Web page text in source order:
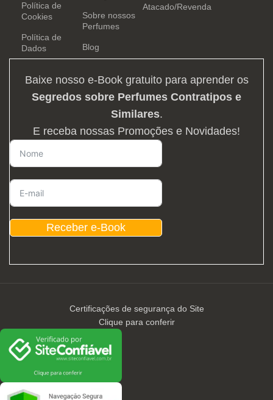
Política de
Cookies
Política de
Dados
Sobre nossos
Perfumes
Blog
Atacado/Revenda
Baixe nosso e-Book gratuito para aprender os
Segredos sobre Perfumes Contratipos e
Similares.
E receba nossas Promoções e Novidades!
Receber e-Book
Certificações de segurança do Site
Clique para conferir